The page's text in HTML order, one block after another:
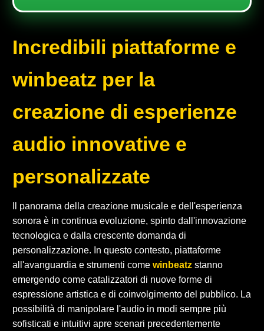
Incredibili piattaforme e
winbeatz per la
creazione di esperienze
audio innovative e
personalizzate
Il panorama della creazione musicale e dell'esperienza
sonora è in continua evoluzione, spinto dall'innovazione
tecnologica e dalla crescente domanda di
personalizzazione. In questo contesto, piattaforme
all'avanguardia e strumenti come winbeatz stanno
emergendo come catalizzatori di nuove forme di
espressione artistica e di coinvolgimento del pubblico. La
possibilità di manipolare l'audio in modi sempre più
sofisticati e intuitivi apre scenari precedentemente